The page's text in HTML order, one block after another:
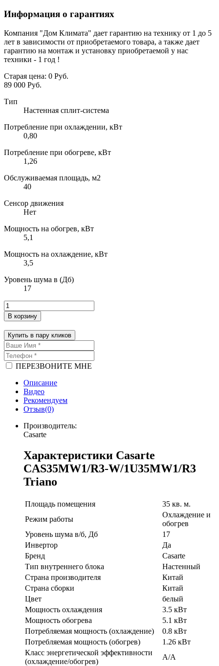
Информация о гарантиях
Компания "Дом Климата" дает гарантию на технику от 1 до 5
лет в зависимости от приобретаемого товара, а также дает
гарантию на монтаж и установку приобретаемой у нас
техники - 1 год !
Старая цена: 0 Руб.
89 000 Руб.
Тип
Настенная сплит-система
Потребление при охлаждении, кВт
0,80
Потребление при обогреве, кВт
1,26
Обслуживаемая площадь, м2
40
Сенсор движения
Нет
Мощность на обогрев, кВт
5,1
Мощность на охлаждение, кВт
3,5
Уровень шума в (Дб)
17
В корзину
Купить в пару кликов
ПЕРЕЗВОНИТЕ МНЕ
Описание
Видео
Рекомендуем
Отзыв(0)
Производитель:
Casarte
Характеристики Casarte
CAS35MW1/R3-W/1U35MW1/R3
Triano
Площадь помещения
35 кв. м.
Режим работы
Охлаждение и
обогрев
Уровень шума в/б, Дб
17
Инвертор
Да
Бренд
Casarte
Тип внутреннего блока
Настенный
Страна производителя
Китай
Страна сборки
Китай
Цвет
белый
Мощность охлаждения
3.5 кВт
Мощность обогрева
5.1 кВт
Потребляемая мощность (охлаждение)
0.8 кВт
Потребляемая мощность (обогрев)
1.26 кВт
Класс энергетической эффективности
(охлаждение/обогрев)
A/A